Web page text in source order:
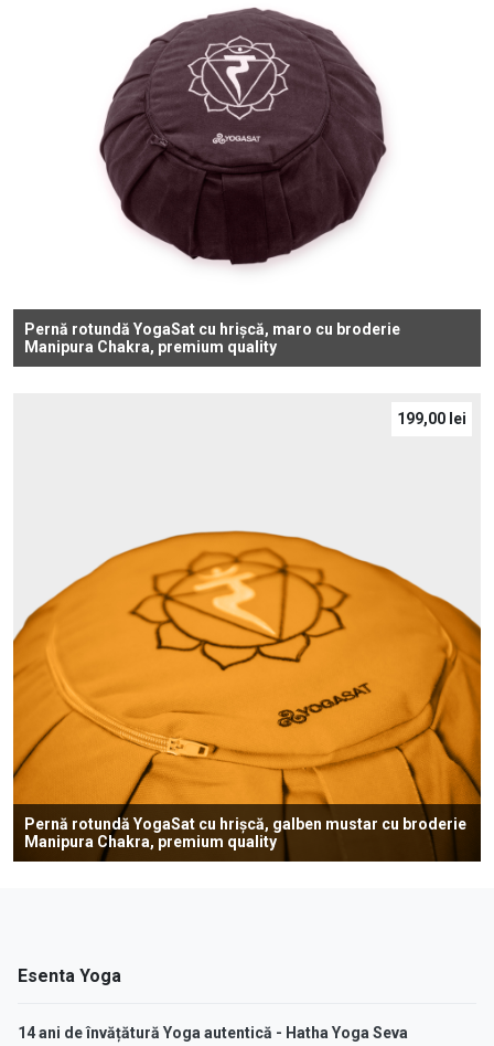
Pernă rotundă YogaSat cu hrișcă, maro cu broderie
Manipura Chakra, premium quality
Pernă rotundă YogaSat cu hrișcă, galben mustar cu broderie
Manipura Chakra, premium quality
199,00 lei
Esenta Yoga
14 ani de învățătură Yoga autentică - Hatha Yoga Seva